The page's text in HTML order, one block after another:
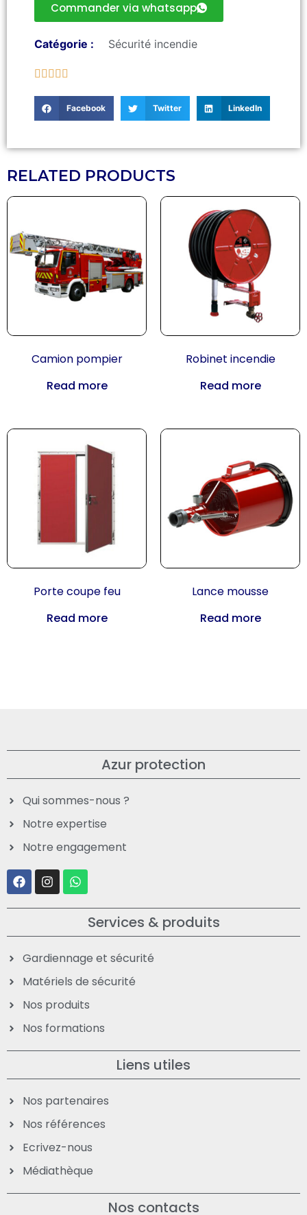
Commander via whatsapp
Catégorie : Sécurité incendie
    
Facebook Twitter LinkedIn
RELATED PRODUCTS
Camion pompier
Read more
Robinet incendie
Read more
Porte coupe feu
Read more
Lance mousse
Read more
Azur protection
Qui sommes-nous ?
Notre expertise
Notre engagement
Services & produits
Gardiennage et sécurité
Matériels de sécurité
Nos produits
Nos formations
Liens utiles
Nos partenaires
Nos références
Ecrivez-nous
Médiathèque
Nos contacts